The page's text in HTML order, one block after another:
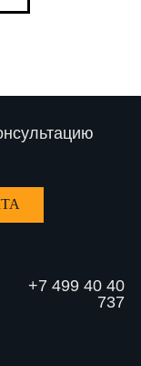
+7 499 40 40
737